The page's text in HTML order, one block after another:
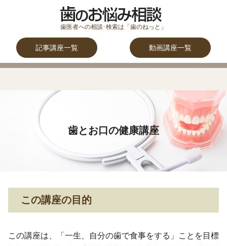
記事講座一覧 動画講座一覧
歯とお口の健康講座
この講座の目的
この講座は、「一生、自分の歯で食事をする」ことを目標